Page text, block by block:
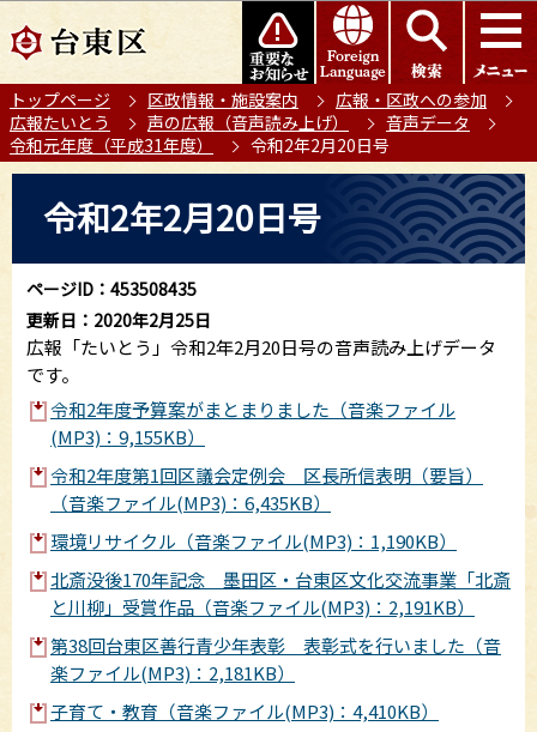
の
ー
ジ
の
このページの本文へ移動
トップページ 区政情報・施設案内
広報・区政への参加
広報たいとう
声の広報（音声読み上げ）
音声データ
令和元年度（平成31年度）
令和2年2月20日号
か
ら
令和2年2月20日号
ページID：453508435
更新日：2020年2月25日
広報「たいとう」令和2年2月20日号の音声読み上げデータ
です。
令和2年度予算案がまとまりました（音楽ファイル
(MP3)：9,155KB）
令和2年度第1回区議会定例会 区長所信表明（要旨）
（音楽ファイル(MP3)：6,435KB）
環境リサイクル（音楽ファイル(MP3)：1,190KB）
北斎没後170年記念 墨田区・台東区文化交流事業「北斎
と川柳」受賞作品（音楽ファイル(MP3)：2,191KB）
第38回台東区善行青少年表彰 表彰式を行いました（音
楽ファイル(MP3)：2,181KB）
子育て・教育（音楽ファイル(MP3)：4,410KB）